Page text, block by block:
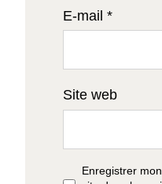
E-mail *
Site web
Enregistrer